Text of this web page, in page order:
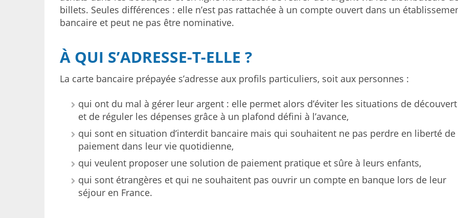
billets. Seules différences : elle n’est pas rattachée à un compte ouvert dans un
bancaire et peut ne pas être nominative.
À QUI S’ADRESSE-T-ELLE ?
La carte bancaire prépayée s’adresse aux profils particuliers, soit aux personnes :
qui ont du mal à gérer leur argent : elle permet alors d’éviter les situations de découvert
et de réguler les dépenses grâce à un plafond défini à l’avance,
qui sont en situation d’interdit bancaire mais qui souhaitent ne pas perdre en liberté de
paiement dans leur vie quotidienne,
qui veulent proposer une solution de paiement pratique et sûre à leurs enfants,
qui sont étrangères et qui ne souhaitent pas ouvrir un compte en banque lors de leur
séjour en France.